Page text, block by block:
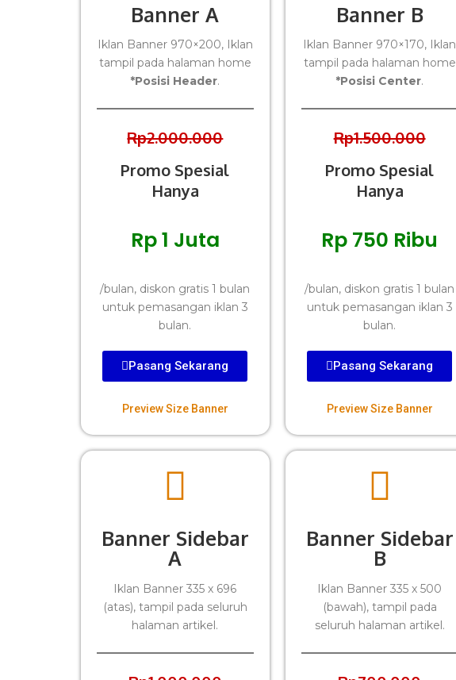
Banner A
Iklan Banner 970×200, Iklan
tampil pada halaman home
*Posisi Header.
Rp2.000.000
Promo Spesial
Hanya
Rp 1 Juta
/bulan, diskon gratis 1 bulan
untuk pemasangan iklan 3
bulan.
Pasang Sekarang
Preview Size Banner
Banner B
Iklan Banner 970×170, Iklan
tampil pada halaman home
*Posisi Center.
Rp1.500.000
Promo Spesial
Hanya
Rp 750 Ribu
/bulan, diskon gratis 1 bulan
untuk pemasangan iklan 3
bulan.
Pasang Sekarang
Preview Size Banner
Banner Sidebar
A
Iklan Banner 335 x 696
(atas), tampil pada seluruh
halaman artikel.
Banner Sidebar
B
Iklan Banner 335 x 500
(bawah), tampil pada
seluruh halaman artikel.